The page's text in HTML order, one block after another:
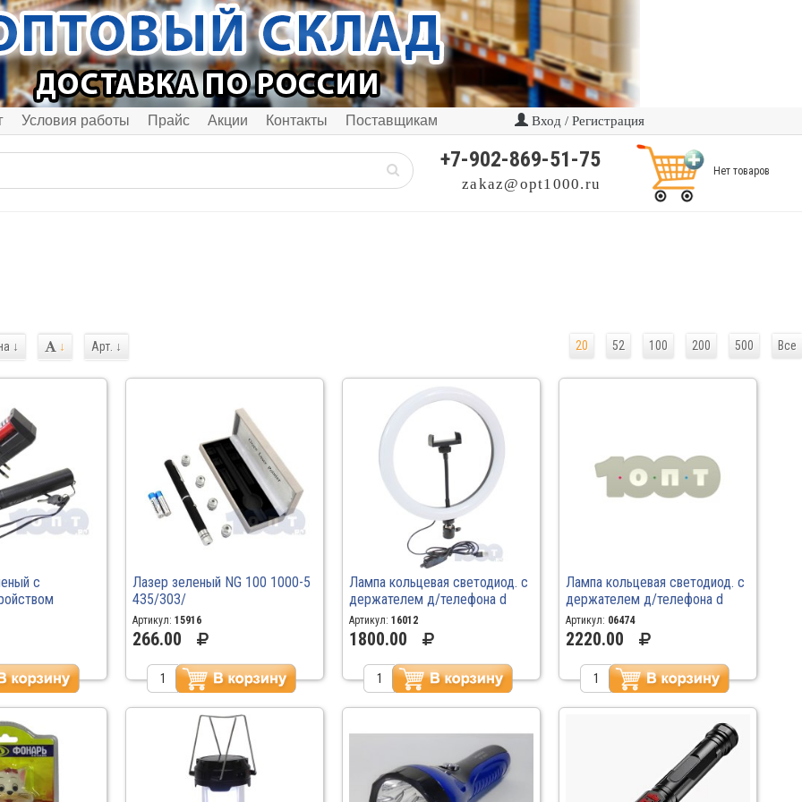
Условия работы Прайс Акции Контакты Поставщикам Вход / Регистрация
+7-902-869-51-75
zakaz@opt1000.ru
Нет товаров
↓ ↓ Арт. ↓
с
Лазер зеленый NG 100 1000-5
435/303/
Артикул: 15916
266.00
Лампа кольцевая светодиод. с
держателем д/телефона d
30см 120 LED
Артикул: 16012
1800.00
Лампа кольцевая светодиод. с
держателем д/телефона d
36см
Артикул: 06474
2220.00